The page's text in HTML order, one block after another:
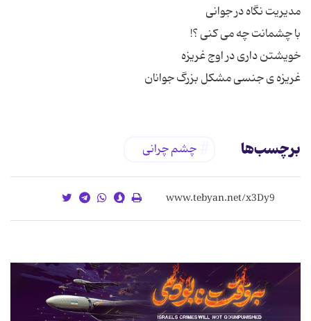
غریزه ی جنسی مشکل بزرگ جوانان
برچسب‌ها چشم چرانی